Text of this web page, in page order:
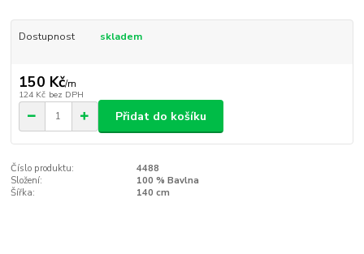
Dostupnost skladem
150 Kč/m
124 Kč bez DPH
Přidat do košíku
Číslo produktu:
4488
Složení:
100 % Bavlna
Šířka:
140 cm